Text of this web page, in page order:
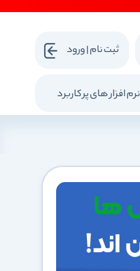
نرم افزار های پرکاربرد
ثبت نام | ورود